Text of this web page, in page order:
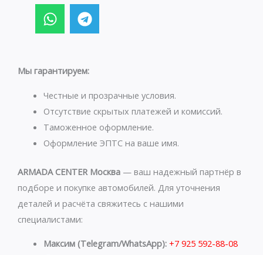
W
h
a
s
p
p
T
e
l
g
a
m
Мы гарантируем:
Честные и прозрачные условия.
Отсутствие скрытых платежей и комиссий.
Таможенное оформление.
Оформление ЭПТС на ваше имя.
ARMADA CENTER Москва — ваш надежный партнёр в
подборе и покупке автомобилей. Для уточнения
деталей и расчёта свяжитесь с нашими
специалистами:
Максим (Telegram/WhatsApp): +7 925 592-88-08